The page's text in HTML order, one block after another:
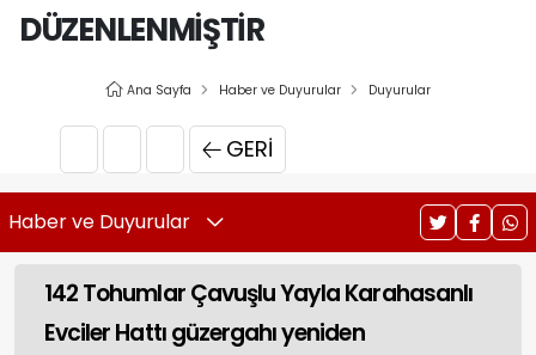
DÜZENLENMIŞTIR
Ana Sayfa Haber ve Duyurular Duyurular
GERI
Haber ve Duyurular
142 Tohumlar Çavuşlu Yayla Karahasanlı
Evciler Hattı güzergahı yeniden